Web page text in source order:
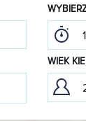
WIEK